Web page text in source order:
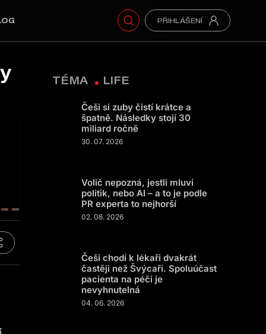
TÉMA LIFE
Češi si zuby čistí krátce a
špatně. Následky stojí 30
miliard ročně
30. 07. 2026
Volič nepozná, jestli mluví
politik, nebo AI – a to je podle
PR experta to nejhorší
02. 08. 2026
Češi chodí k lékaři dvakrát
častěji než Švýcaři. Spoluúčast
pacienta na péči je
nevyhnutelná
04. 06. 2026